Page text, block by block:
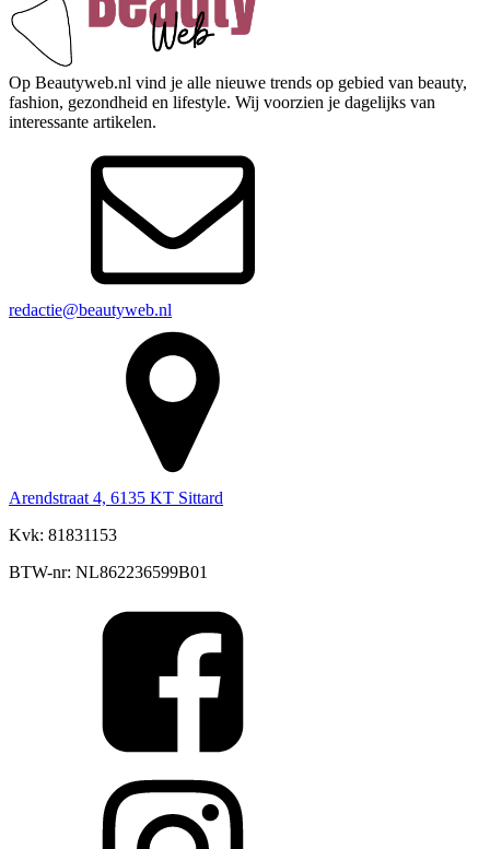
Op Beautyweb.nl vind je alle nieuwe trends op gebied van beauty,
fashion, gezondheid en lifestyle. Wij voorzien je dagelijks van
interessante artikelen.
redactie@beautyweb.nl
Arendstraat 4, 6135 KT Sittard
Kvk: 81831153
BTW-nr: NL862236599B01